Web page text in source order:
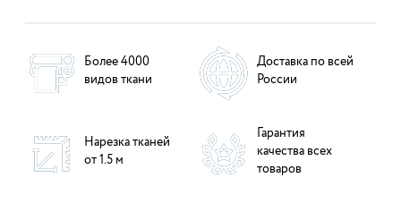
Более 4000
видов ткани
Доставка по всей
России
Нарезка тканей
от 1.5 м
Гарантия
качества всех
товаров